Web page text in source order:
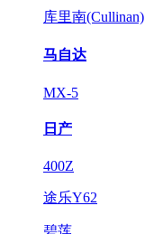
库里南(Cullinan)
马自达
MX-5
日产
400Z
途乐Y62